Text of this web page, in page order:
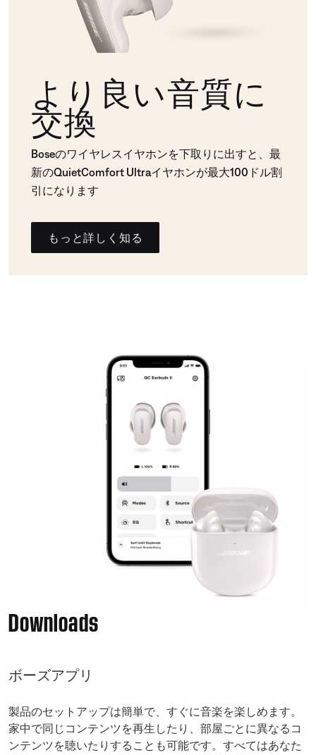
より良い音質に
交換
Boseのワイヤレスイヤホンを下取りに出すと、最
新のQuietComfort Ultraイヤホンが最大100ドル割
引になります
もっと詳しく知る
Downloads
ボーズアプリ
製品のセットアップは簡単で、すぐに音楽を楽しめます。
家中で同じコンテンツを再生したり、部屋ごとに異なるコ
ンテンツを聴いたりすることも可能です。すべてはあなた